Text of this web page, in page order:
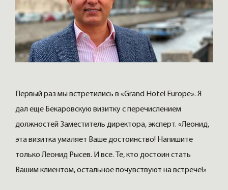
Первый раз мы встретились в «Grand Hotel Europe». Я
дал еще Бекаровскую визитку с перечислением
должностей Заместитель директора, эксперт. «Леонид,
эта визитка умаляет Ваше достоинство! Напишите
только Леонид Рысев. И все. Те, кто достоин стать
Вашим клиентом, остальное почувствуют на встрече!»